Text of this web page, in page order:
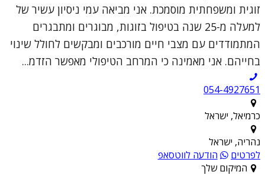
זוגית ומשפחתית מוסמכת. אני מביאה עמי ניסיון עשיר של
למעלה מ-25 שנה בטיפול בזוגות, מבוגרים ומתבגרים
המתמודדים עם מצבי חיים מורכבים ומבקשים לחולל שינוי
בחייהם. אני מאמינה כי המרחב הטיפולי מאפשר הזדמ...
054-4927651
כרמיאל, ישראל
נהריה, ישראל
לפרטים
הודעה לווטסאפ
המיקום שלך